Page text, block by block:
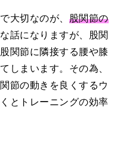
大切なのが、 股関節の
話になりますが、股関
関節に隣接する腰や膝
しまいます。その為、
節の動きを良くするウ
とトレーニングの効率